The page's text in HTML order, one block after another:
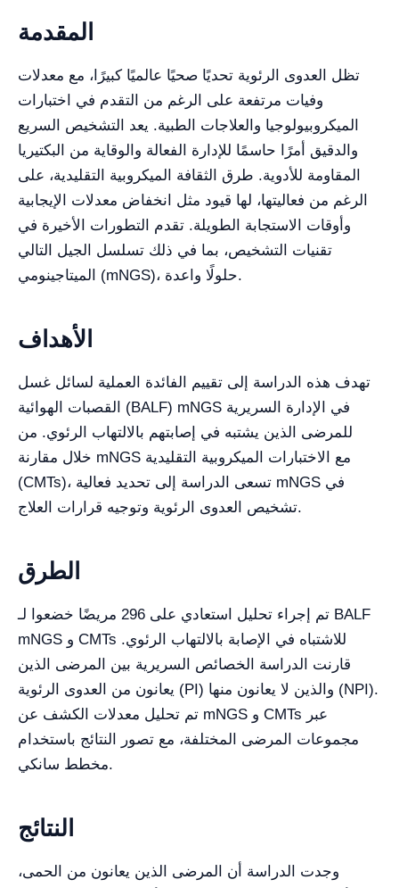
المقدمة
تظل العدوى الرئوية تحديًا صحيًا عالميًا كبيرًا، مع معدلات
وفيات مرتفعة على الرغم من التقدم في اختبارات
الميكروبيولوجيا والعلاجات الطبية. يعد التشخيص السريع
والدقيق أمرًا حاسمًا للإدارة الفعالة والوقاية من البكتيريا
المقاومة للأدوية. طرق الثقافة الميكروبية التقليدية، على
الرغم من فعاليتها، لها قيود مثل انخفاض معدلات الإيجابية
وأوقات الاستجابة الطويلة. تقدم التطورات الأخيرة في
تقنيات التشخيص، بما في ذلك تسلسل الجيل التالي
الميتاجينومي (mNGS)، حلولًا واعدة.
الأهداف
تهدف هذه الدراسة إلى تقييم الفائدة العملية لسائل غسل
القصبات الهوائية (BALF) mNGS في الإدارة السريرية
للمرضى الذين يشتبه في إصابتهم بالالتهاب الرئوي. من
خلال مقارنة mNGS مع الاختبارات الميكروبية التقليدية
(CMTs)، تسعى الدراسة إلى تحديد فعالية mNGS في
تشخيص العدوى الرئوية وتوجيه قرارات العلاج.
الطرق
تم إجراء تحليل استعادي على 296 مريضًا خضعوا لـ BALF
mNGS و CMTs للاشتباه في الإصابة بالالتهاب الرئوي.
قارنت الدراسة الخصائص السريرية بين المرضى الذين
يعانون من العدوى الرئوية (PI) والذين لا يعانون منها (NPI).
تم تحليل معدلات الكشف عن mNGS و CMTs عبر
مجموعات المرضى المختلفة، مع تصور النتائج باستخدام
مخطط سانكي.
النتائج
وجدت الدراسة أن المرضى الذين يعانون من الحمى،